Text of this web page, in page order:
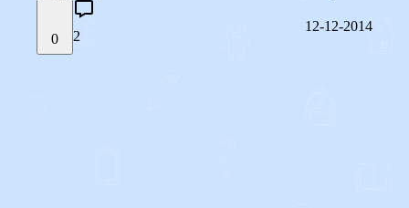
0 2
12-12-2014